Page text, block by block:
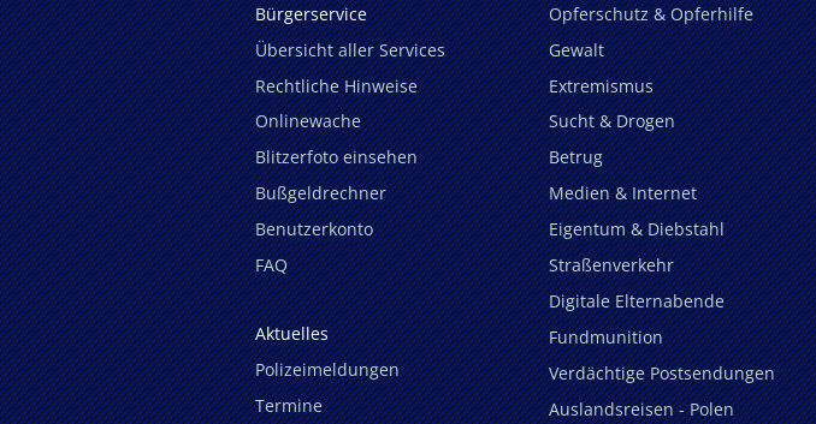
Bürgerservice
Übersicht aller Services
Rechtliche Hinweise
Onlinewache
Blitzerfoto einsehen
Bußgeldrechner
Benutzerkonto
FAQ
Aktuelles
Polizeimeldungen
Termine
Opferschutz & Opferhilfe
Gewalt
Extremismus
Sucht & Drogen
Betrug
Medien & Internet
Eigentum & Diebstahl
Straßenverkehr
Digitale Elternabende
Fundmunition
Verdächtige Postsendungen
Auslandsreisen - Polen